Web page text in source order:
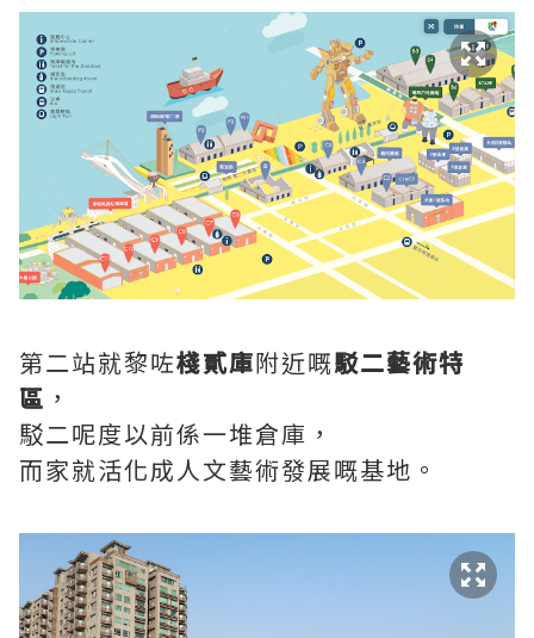
第二站就黎咗棧貳庫附近嘅駁二藝術特
區 ，
駁二呢度以前係一堆倉庫，
而家就活化成人文藝術發展嘅基地。